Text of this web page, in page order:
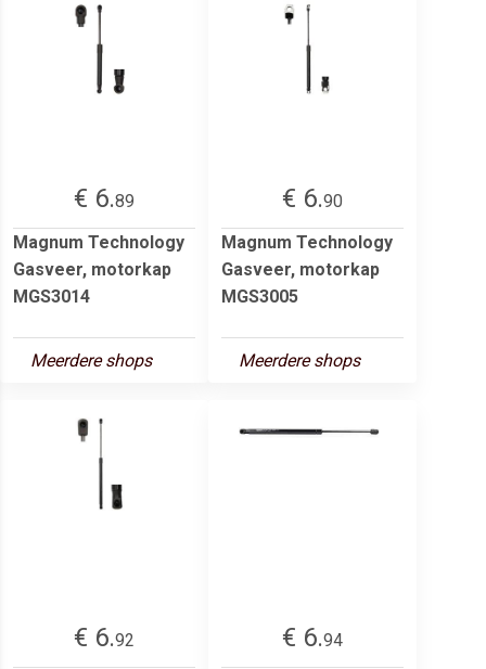
€ 6.89
Magnum Technology
Gasveer, motorkap
MGS3014
Meerdere shops
€ 6.90
Magnum Technology
Gasveer, motorkap
MGS3005
Meerdere shops
€ 6.92
€ 6.94